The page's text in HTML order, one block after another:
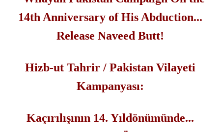
Hizb-ut Tahrir / Pakistan Vilayeti
Kampanyası:
Kaçırılışının 14. Yıldönümünde...